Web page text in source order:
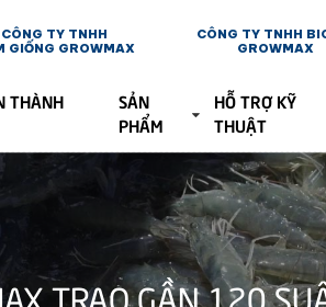
CÔNG TY TNHH
GIỐNG GROWMAX
CÔNG TY TNHH
GROWMAX
THÀNH
SẢN
PHẨM
HỖ TRỢ KỸ
THUẬT
TRAO GẦN 120